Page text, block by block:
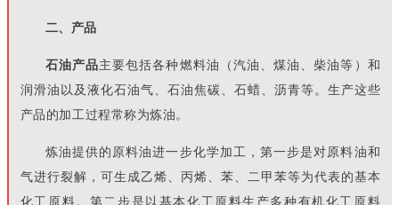
二、产品
石油产品主要包括各种燃料油（汽油、煤油、柴油等）和
润滑油以及液化石油气、石油焦碳、石蜡、沥青等。生产这些
产品的加工过程常称为炼油。
炼油提供的原料油进一步化学加工，第一步是对原料油和
气进行裂解，可生成乙烯、丙烯、苯、二甲苯等为代表的基本
化工原料。第二步是以基本化工原料生产多种有机化工原料